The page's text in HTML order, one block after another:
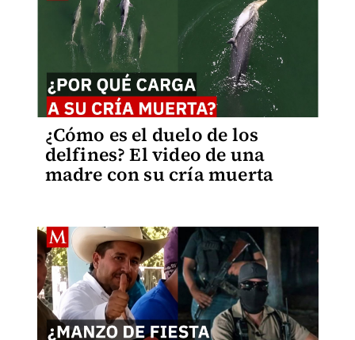
¿Cómo es el duelo de los
delfines? El video de una
madre con su cría muerta